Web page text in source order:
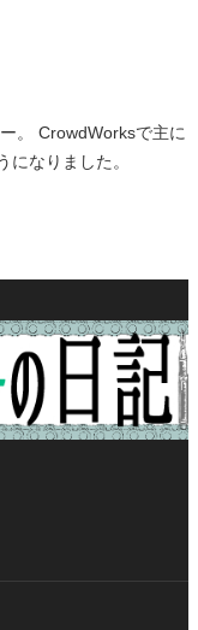
。 CrowdWorksで主に
なりました。